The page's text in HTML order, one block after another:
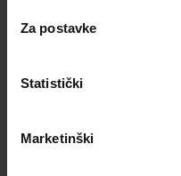
Za postavke
Statistički
Marketinški